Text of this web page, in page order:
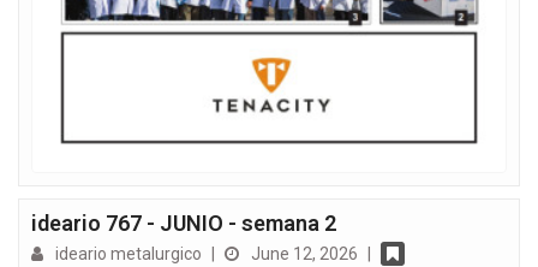
ideario 767 - JUNIO - semana 2
ideario metalurgico | June 12, 2026 |